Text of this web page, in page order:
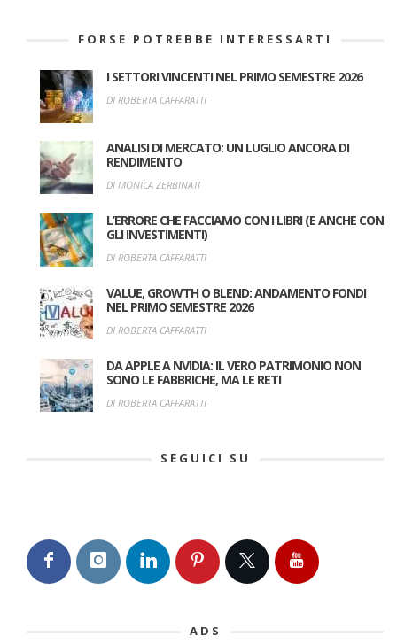
FORSE POTREBBE INTERESSARTI
I SETTORI VINCENTI NEL PRIMO SEMESTRE 2026
DI ROBERTA CAFFARATTI
ANALISI DI MERCATO: UN LUGLIO ANCORA DI
RENDIMENTO
DI MONICA ZERBINATI
L’ERRORE CHE FACCIAMO CON I LIBRI (E ANCHE CON
GLI INVESTIMENTI)
DI ROBERTA CAFFARATTI
VALUE, GROWTH O BLEND: ANDAMENTO FONDI
NEL PRIMO SEMESTRE 2026
DI ROBERTA CAFFARATTI
DA APPLE A NVIDIA: IL VERO PATRIMONIO NON
SONO LE FABBRICHE, MA LE RETI
DI ROBERTA CAFFARATTI
SEGUICI SU
ADS